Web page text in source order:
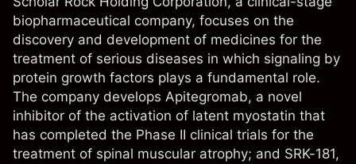
biopharmaceutical company, focuses on the
discovery and development of medicines for the
treatment of serious diseases in which signaling by
protein growth factors plays a fundamental role.
The company develops Apitegromab, a novel
inhibitor of the activation of latent myostatin that
has completed the Phase II clinical trials for the
treatment of spinal muscular atrophy; and SRK-181,